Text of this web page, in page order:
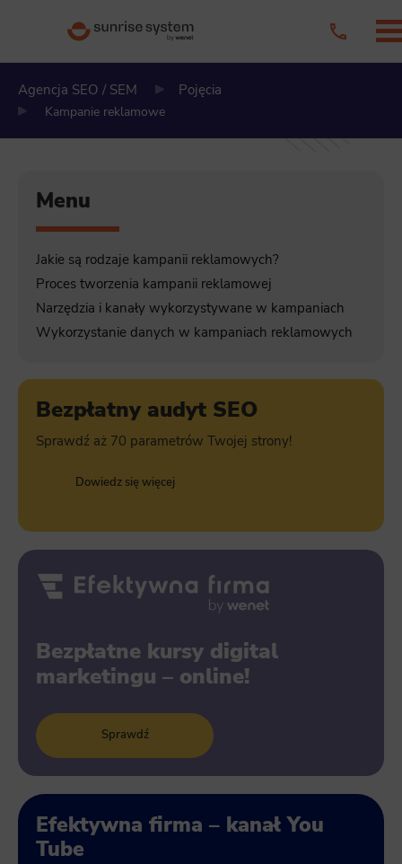
Agencja SEO / SEM
Pojęcia
Kampanie reklamowe
Menu
Jakie są rodzaje kampanii reklamowych?
Proces tworzenia kampanii reklamowej
Narzędzia i kanały wykorzystywane w kampaniach
Wykorzystanie danych w kampaniach reklamowych
Bezpłatny audyt SEO
Sprawdź aż 70 parametrów Twojej strony!
Dowiedz się więcej
Bezpłatne kursy digital
marketingu – online!
Sprawdź
Efektywna firma – kanał You
Tube